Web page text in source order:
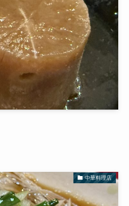
中華料理店